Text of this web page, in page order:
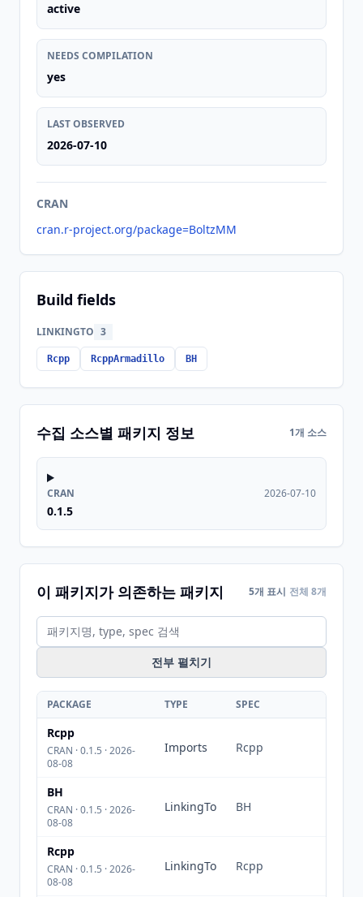
active
NEEDS COMPILATION
yes
LAST OBSERVED
2026-07-10
CRAN
cran.r-project.org/package=BoltzMM
Build fields
LINKINGTO 3
Rcpp RcppArmadillo BH
수집 소스별 패키지 정보 1개 소스
CRAN
0.1.5
2026-07-10
이 패키지가 의존하는 패키지 5개 표시 전체 8개
전부 펼치기
PACKAGE TYPE SPEC
Rcpp
CRAN · 0.1.5 · 2026-
08-08
Imports Rcpp
BH
CRAN · 0.1.5 · 2026-
08-08
LinkingTo BH
Rcpp
CRAN · 0.1.5 · 2026-
08-08
LinkingTo Rcpp